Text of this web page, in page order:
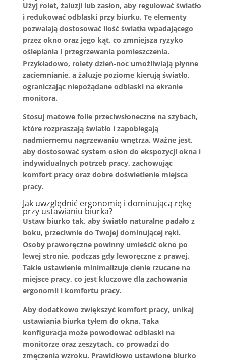
Użyj rolet, żaluzjilub zasłon, aby regulować światło
i redukować odblaski przy biurku. Te elementy
pozwalają dostosować ilość światła wpadającego
przez okno oraz jego kąt, co zmniejsza ryzyko
oślepiania i przegrzewania pomieszczenia.
Przykładowo, rolety dzień-noc umożliwiają płynne
zaciemnianie, a żaluzje poziome kierują światło,
ograniczając niepożądane odblaski na ekranie
monitora.
Stosuj matowe folie przeciwsłoneczne na szybach,
które rozpraszają światło i zapobiegają
nadmiernemu nagrzewaniu wnętrza. Ważne jest,
aby dostosować system osłon do ekspozycji okna i
indywidualnych potrzeb pracy, zachowując
komfort pracy oraz dobre doświetlenie miejsca
pracy.
Jak uwzględnić ergonomię i dominującą rękę
przy ustawianiu biurka?
Ustaw biurko tak, aby światło naturalne padało z
boku, przeciwnie do Twojej dominującej ręki.
Osoby praworęczne powinny umieścić okno po
lewej stronie, podczas gdy leworęczne z prawej.
Takie ustawienie minimalizuje cienie rzucane na
miejsce pracy, co jest kluczowe dla zachowania
ergonomiii komfortu pracy.
Aby dodatkowo zwiększyć komfort pracy, unikaj
ustawiania biurka tyłem do okna. Taka
konfiguracja może powodować odblaski na
monitorze oraz zeszytach, co prowadzi do
zmęczenia wzroku. Prawidłowo ustawione biurko